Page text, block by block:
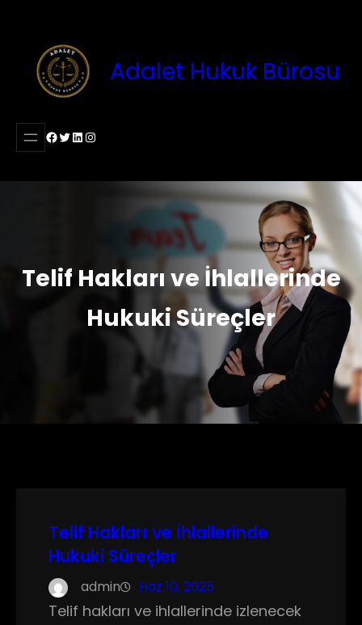
Adalet Hukuk Bürosu
Facebook
Twitter
LinkedIn
Instagram
Telif Hakları ve İhlallerinde
Hukuki Süreçler
Telif Hakları ve İhlallerinde
Hukuki Süreçler
admin Haz 10, 2025
Telif hakları ve ihlallerinde izlenecek